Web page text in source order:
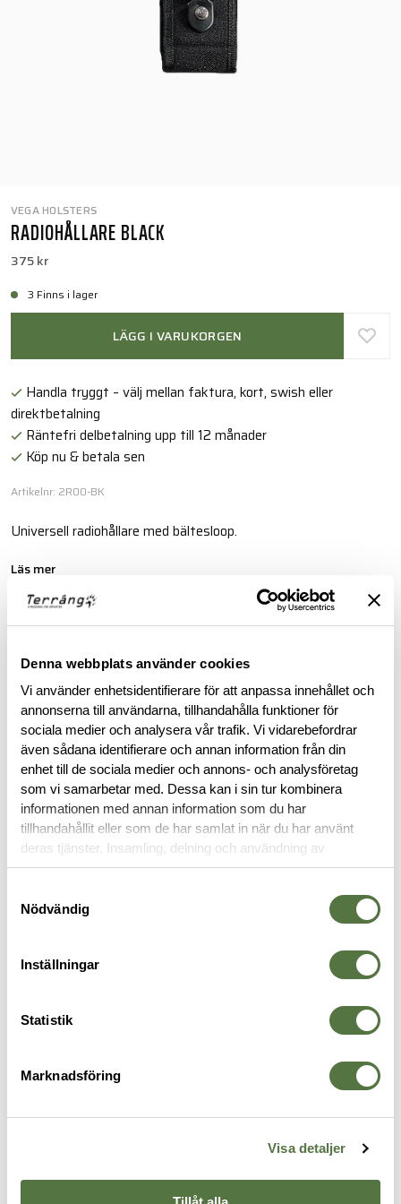
Denna webbplats använder cookies
Vi använder enhetsidentifierare för att anpassa innehållet och
annonserna till användarna, tillhandahålla funktioner för
sociala medier och analysera vår trafik. Vi vidarebefordrar
även sådana identifierare och annan information från din
enhet till de sociala medier och annons- och analysföretag
som vi samarbetar med. Dessa kan i sin tur kombinera
informationen med annan information som du har
tillhandahållit eller som de har samlat in när du har använt
deras tjänster. Insamling, delning och användning av
personuppgifter kan användas för personalisering av
Nödvändig
Inställningar
Statistik
Marknadsföring
Visa detaljer
VEGA HOLSTERS
RADIOHÅLLARE BLACK
375 kr
3 Finns i lager
LÄGG I VARUKORGEN
Handla tryggt – välj mellan faktura, kort, swish eller
direktbetalning
Räntefri delbetalning upp till 12 månader
Köp nu & betala sen
Artikelnr: 2R00-BK
Universell radiohållare med bältesloop.
Läs mer
RECENSIONER
OM VARUMÄRKET
KOMRADIO & TILLBEHÖR
ZODIAC
Freetalk Pro exkl.laddare